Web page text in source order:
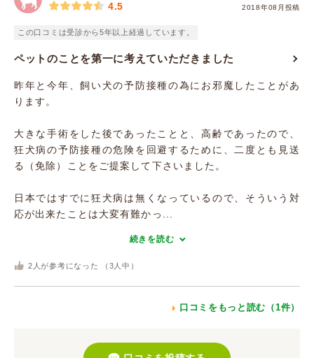
2018年08月投稿
4.5
この口コミは受診から5年以上経過しています。
ペットのことを第一に考えていただきました
昨年と今年、飼い犬の予防接種の為にお邪魔したことがあ
ります。
大きな手術をした後であったことと、高齢であったので、
狂犬病の予防接種の危険を回避するために、二度とも見送
る（免除）ことをご提案して下さいました。
日本ではすでに狂犬病は無くなっているので、そういう対
応が出来たことは大変有難かっ...
続きを読む
2 人が参考になった （ 3 人中）
口コミをもっと読む（1件）